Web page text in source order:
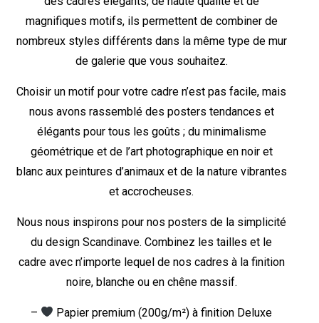
magnifiques motifs, ils permettent de combiner de
nombreux styles différents dans la même type de mur
de galerie que vous souhaitez.
Choisir un motif pour votre cadre n’est pas facile, mais
nous avons rassemblé des posters tendances et
élégants pour tous les goûts ; du minimalisme
géométrique et de l’art photographique en noir et
blanc aux peintures d’animaux et de la nature vibrantes
et accrocheuses.
Nous nous inspirons pour nos posters de la simplicité
du design Scandinave. Combinez les tailles et le
cadre avec n’importe lequel de nos cadres à la finition
noire, blanche ou en chêne massif.
–
Papier premium (200g/m²) à finition Deluxe